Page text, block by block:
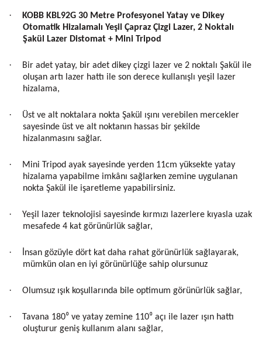
·
KOBB KBL92G 30 Metre Profesyonel Yatay ve Dikey
Otomatik Hizalamalı Yeşil Çapraz Çizgi Lazer, 2 Noktalı
Şakül Lazer Distomat + Mini Tripod
·
Bir adet yatay, bir adet dikey çizgi lazer ve 2 noktalı Şakül ile
oluşan artı lazer hattı ile son derece kullanışlı yeşil lazer
hizalama,
·
Üst ve alt noktalara nokta Şakül ışını verebilen mercekler
sayesinde üst ve alt noktanın hassas bir şekilde
hizalanmasını sağlar.
·
Mini Tripod ayak sayesinde yerden 11cm yüksekte yatay
hizalama yapabilme imkânı sağlarken zemine uygulanan
nokta Şakül ile işaretleme yapabilirsiniz.
·
Yeşil lazer teknolojisi sayesinde kırmızı lazerlere kıyasla uzak
mesafede 4 kat görünürlük sağlar,
·
İnsan gözüyle dört kat daha rahat görünürlük sağlayarak,
mümkün olan en iyi görünürlüğe sahip olursunuz
· Olumsuz ışık koşullarında bile optimum görünürlük sağlar,
·
Tavana 180⁰ ve yatay zemine 110⁰ açı ile lazer ışın hattı
oluşturur geniş kullanım alanı sağlar,